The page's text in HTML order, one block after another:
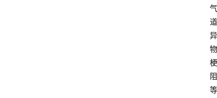
气
道
异
物
梗
阻
等